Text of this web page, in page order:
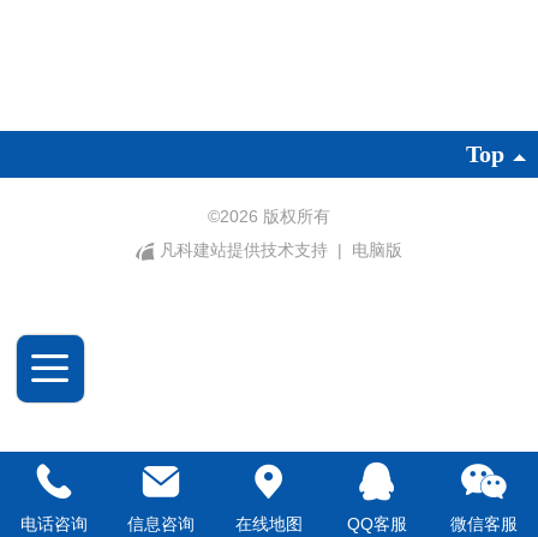
Top
©2026 版权所有
凡科建站提供技术支持
| 电脑版
电话咨询 信息咨询 在线地图 QQ客服 微信客服